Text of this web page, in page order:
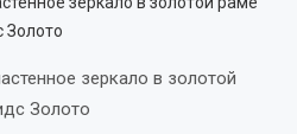
зеркало в золотой
Золото